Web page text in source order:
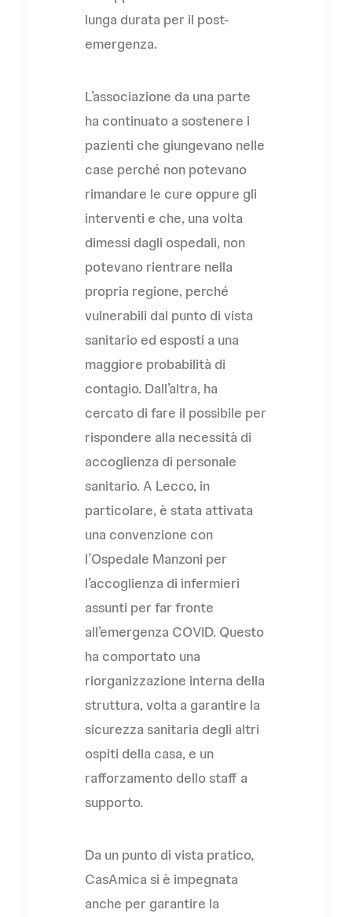
lunga durata per il post-
emergenza.
L’associazione da una parte
ha continuato a sostenere i
pazienti che giungevano nelle
case perché non potevano
rimandare le cure oppure gli
interventi e che, una volta
dimessi dagli ospedali, non
potevano rientrare nella
propria regione, perché
vulnerabili dal punto di vista
sanitario ed esposti a una
maggiore probabilità di
contagio. Dall’altra, ha
cercato di fare il possibile per
rispondere alla necessità di
accoglienza di personale
sanitario. A Lecco, in
particolare, è stata attivata
una convenzione con
l’Ospedale Manzoni per
l’accoglienza di infermieri
assunti per far fronte
all’emergenza COVID. Questo
ha comportato una
riorganizzazione interna della
struttura, volta a garantire la
sicurezza sanitaria degli altri
ospiti della casa, e un
rafforzamento dello staff a
supporto.
Da un punto di vista pratico,
CasAmica si è impegnata
anche per garantire la